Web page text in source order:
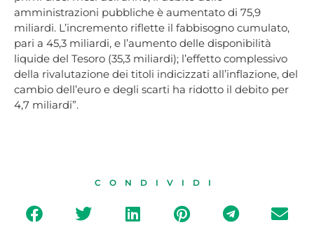
amministrazioni pubbliche è aumentato di 75,9
miliardi. L’incremento riflette il fabbisogno cumulato,
pari a 45,3 miliardi, e l’aumento delle disponibilità
liquide del Tesoro (35,3 miliardi); l’effetto complessivo
della rivalutazione dei titoli indicizzati all’inflazione, del
cambio dell’euro e degli scarti ha ridotto il debito per
4,7 miliardi”.
CONDIVIDI